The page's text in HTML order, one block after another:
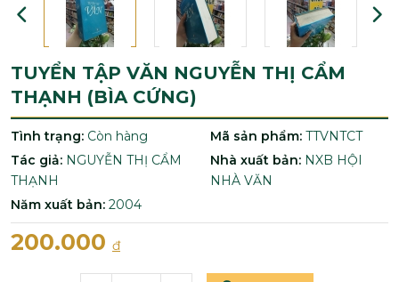
TUYỂN TẬP VĂN NGUYỄN THỊ CẨM
THẠNH (BÌA CỨNG)
Tình trạng: Còn hàng Mã sản phẩm: TTVNTCT
Tác giả: NGUYỄN THỊ CẨM
THẠNH
Nhà xuất bản: NXB HỘI
NHÀ VĂN
Năm xuất bản: 2004
200.000 đ